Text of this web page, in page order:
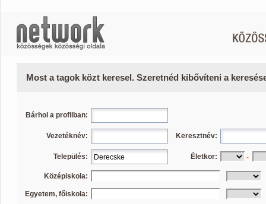
Most a tagok közt keresel. Szeretnéd kibővíteni a
Bárhol a profilban:
Vezetéknév: Keresztnév:
Település: Életkor: -
Középiskola:
Egyetem, főiskola: